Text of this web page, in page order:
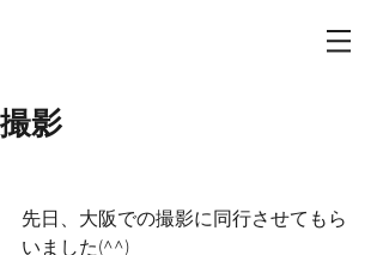
撮影
先日、大阪での撮影に同行させてもら
いました(^^)